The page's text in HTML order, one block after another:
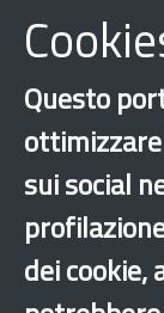
Questo
sui social
dei cookie,